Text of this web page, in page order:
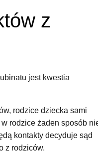
z
jest kwestia
rodzice dziecka sami
rodzice żaden sposób
kontakty decyduje sąd
z rodziców.